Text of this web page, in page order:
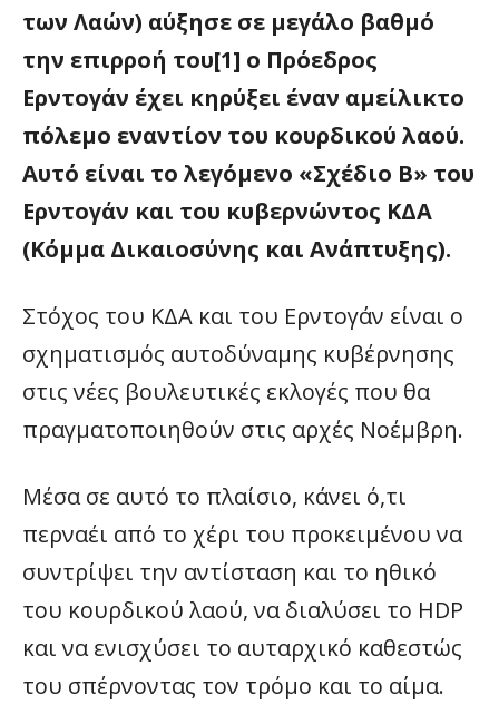
των Λαών) αύξησε σε μεγάλο βαθμό
την επιρροή του[1] ο Πρόεδρος
Ερντογάν έχει κηρύξει έναν αμείλικτο
πόλεμο εναντίον του κουρδικού λαού.
Αυτό είναι το λεγόμενο «Σχέδιο Β» του
Ερντογάν και του κυβερνώντος ΚΔΑ
(Κόμμα Δικαιοσύνης και Ανάπτυξης).
Στόχος του ΚΔΑ και του Ερντογάν είναι ο
σχηματισμός αυτοδύναμης κυβέρνησης
στις νέες βουλευτικές εκλογές που θα
πραγματοποιηθούν στις αρχές Νοέμβρη.
Μέσα σε αυτό το πλαίσιο, κάνει ό,τι
περναέι από το χέρι του προκειμένου να
συντρίψει την αντίσταση και το ηθικό
του κουρδικού λαού, να διαλύσει το HDP
και να ενισχύσει το αυταρχικό καθεστώς
του σπέρνοντας τον τρόμο και το αίμα.